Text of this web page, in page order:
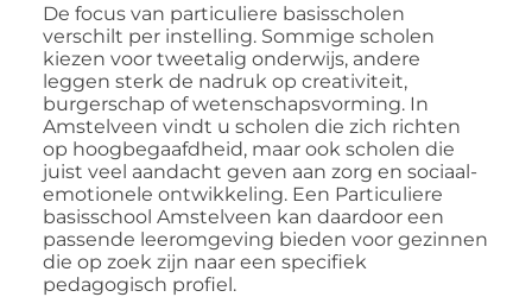
De focus van particuliere basisscholen
verschilt per instelling. Sommige scholen
kiezen voor tweetalig onderwijs, andere
leggen sterk de nadruk op creativiteit,
burgerschap of wetenschapsvorming. In
Amstelveen vindt u scholen die zich richten
op hoogbegaafdheid, maar ook scholen die
juist veel aandacht geven aan zorg en sociaal-
emotionele ontwikkeling. Een Particuliere
basisschool Amstelveen kan daardoor een
passende leeromgeving bieden voor gezinnen
die op zoek zijn naar een specifiek
pedagogisch profiel.